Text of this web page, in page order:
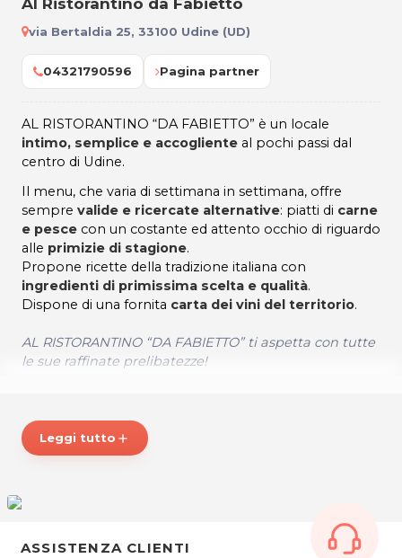
via Bertaldia 25, 33100 Udine (UD)
04321790596 Pagina partner
AL RISTORANTINO “DA FABIETTO” è un locale
intimo, semplice e accogliente al pochi passi dal
centro di Udine.
Il menu, che varia di settimana in settimana, offre
sempre valide e ricercate alternative: piatti di carne
e pesce con un costante ed attento occhio di riguardo
alle primizie di stagione.
Propone ricette della tradizione italiana con
ingredienti di primissima scelta e qualità.
Dispone di una fornita carta dei vini del territorio.
AL RISTORANTINO “DA FABIETTO” ti aspetta con tutte
le sue raffinate prelibatezze!
Dal Lunedì al Sabato: 12.00 - 14.30 / 19.00 - 23.00.
Via Bertaldia, 25
Leggi tutto add
ASSISTENZA CLIENTI